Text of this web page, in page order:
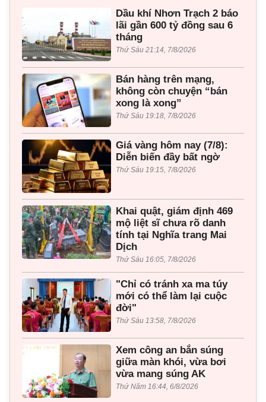
Dầu khí Nhơn Trạch 2 báo
lãi gần 600 tỷ đồng sau 6
tháng
Thứ Sáu 21:14, 7/8/2026
Bán hàng trên mạng,
không còn chuyện “bán
xong là xong”
Thứ Sáu 19:18, 7/8/2026
Giá vàng hôm nay (7/8):
Diễn biến đầy bất ngờ
Thứ Sáu 19:15, 7/8/2026
Khai quật, giám định 469
mộ liệt sĩ chưa rõ danh
tính tại Nghĩa trang Mai
Dịch
Thứ Sáu 16:05, 7/8/2026
"Chỉ có tránh xa ma túy
mới có thể làm lại cuộc
đời"
Thứ Sáu 13:58, 7/8/2026
Xem công an bắn súng
giữa màn khói, vừa bơi
vừa mang súng AK
Thứ Năm 16:44, 6/8/2026